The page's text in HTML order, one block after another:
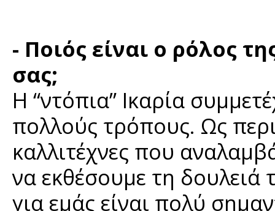
- Ποιός είναι ο ρόλος
σας;
Η “ντόπια” Ικαρία
πολλούς τρόπους. Ως
καλλιτέχνες που
να εκθέσουμε τη δουλειά
για εμάς είναι πολύ